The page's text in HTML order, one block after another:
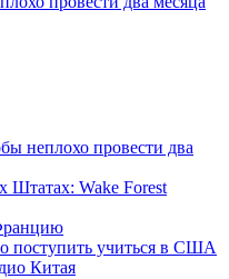
неплохо провести два
Штатах: Wake Forest
поступить учиться в США
Китая